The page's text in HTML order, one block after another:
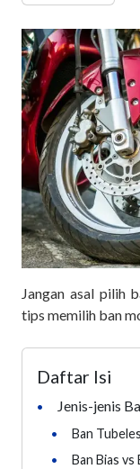
Jangan asal pilih
tips memilih ban
Daftar Isi
•
Jenis-jenis
•
Ban
•
Ban Bias vs